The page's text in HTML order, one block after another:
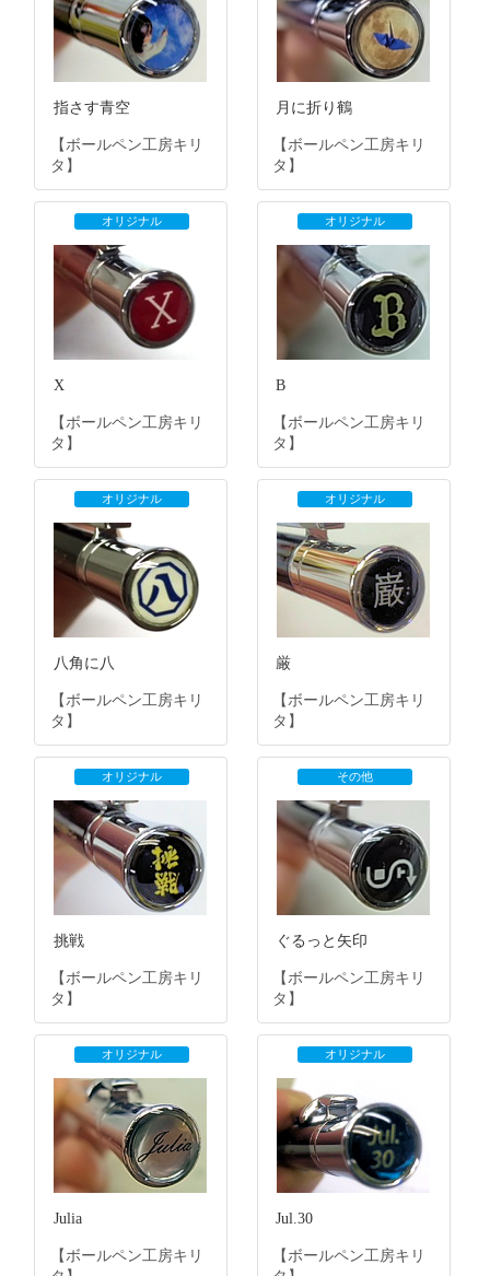
指さす青空
【ボールペン工房キリ
タ】
月に折り鶴
【ボールペン工房キリ
タ】
X
オリジナル
【ボールペン工房キリ
タ】
B
オリジナル
【ボールペン工房キリ
タ】
八角に八
オリジナル
【ボールペン工房キリ
タ】
厳
オリジナル
【ボールペン工房キリ
タ】
挑戦
オリジナル
【ボールペン工房キリ
タ】
ぐるっと矢印
その他
【ボールペン工房キリ
タ】
Julia
オリジナル
【ボールペン工房キリ
Jul.30
オリジナル
【ボールペン工房キリ